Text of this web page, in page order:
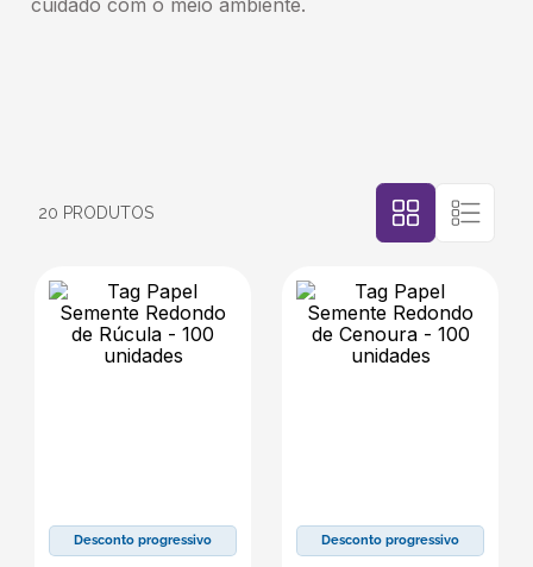
cuidado com o meio ambiente.
20 PRODUTOS
Desconto progressivo Desconto progressivo
papel semente
bebidas